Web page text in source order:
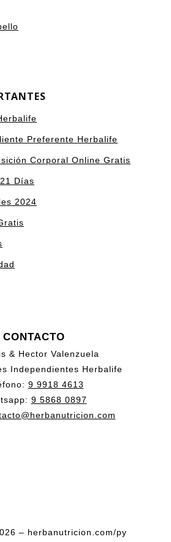
Preferente Herbalife
Corporal Online Gratis
Días
2024
CONTACTO
& Hector Valenzuela
Independientes Herbalife
9 9918 4613
9 5868 0897
– herbanutricion.com/py